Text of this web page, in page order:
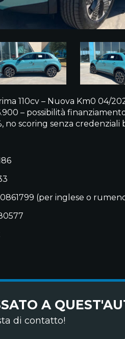
110cv – Nuova Km0 04/
– possibilità
no scoring senza
(per inglese o
A
di contatto!